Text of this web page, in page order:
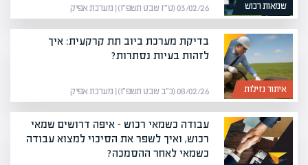
שמאות רכוש 03/02/26 (ט״ז שבט תשפ״ו) | מערכת אפיק
איתור נזילות
בדיקת מערכת ביוב תת קרקעית: איך
לזהות בעיות נסתרות?
08/02/26 (כ״ב שבט תשפ״ו) | מערכת אפיק
עבודה כשמאי רכוש – איפה דרושים שמאי
רכוש, ואיך לשפר את הסיכוי למצוא עבודה
כשמאי לאחר ההסמכה?